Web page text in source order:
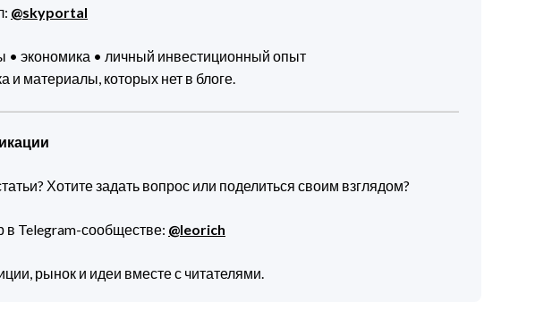
@skyportal
• экономика • личный инвестиционный опыт
и материалы, которых нет в блоге.
Хотите задать вопрос или поделиться своим взглядом?
Telegram-сообществе: @leorich
рынок и идеи вместе с читателями.